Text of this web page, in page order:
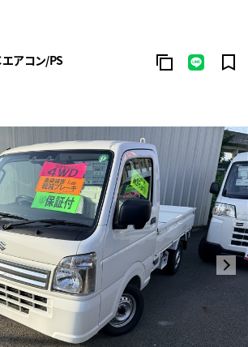
アコン/PS